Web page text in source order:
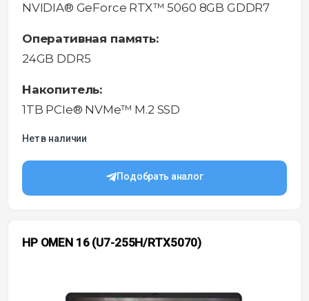
NVIDIA® GeForce RTX™ 5060 8GB GDDR7
Оперативная память:
24GB DDR5
Накопитель:
1TB PCIe® NVMe™ M.2 SSD
Нет в наличии
Подобрать аналог
HP OMEN 16 (U7-255H/RTX5070)